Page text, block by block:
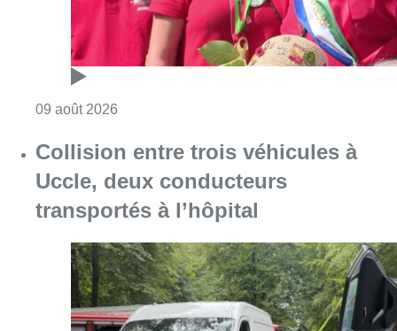
09 août 2026
Collision entre trois véhicules à
Uccle, deux conducteurs
transportés à l’hôpital